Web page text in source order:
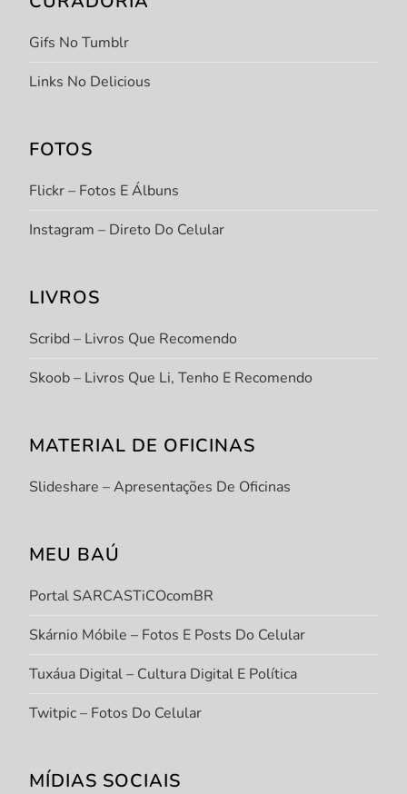
Gifs No Tumblr
Links No Delicious
FOTOS
Flickr – Fotos E Álbuns
Instagram – Direto Do Celular
LIVROS
Scribd – Livros Que Recomendo
Skoob – Livros Que Li, Tenho E Recomendo
MATERIAL DE OFICINAS
Slideshare – Apresentações De Oficinas
MEU BAÚ
Portal SARCASTiCOcomBR
Skárnio Móbile – Fotos E Posts Do Celular
Tuxáua Digital – Cultura Digital E Política
Twitpic – Fotos Do Celular
MÍDIAS SOCIAIS